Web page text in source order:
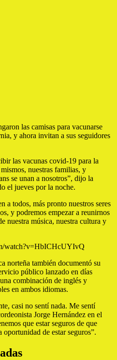
las camisas para vacunarse
y ahora invitan a sus seguidores
las vacunas covid-19 para la
nuestras familias, y
se unan a nosotros”, dijo la
el jueves por la noche.
a todos, más pronto nuestros seres
y podremos empezar a reunirnos
nuestra música, nuestra cultura y
watch?v=HbICHcUYIvQ
norteña también documentó su
público lanzado en días
combinación de inglés y
en ambos idiomas.
casi no sentí nada. Me sentí
Jorge Hernández en el
que estar seguros de que
oportunidad de estar seguros”.